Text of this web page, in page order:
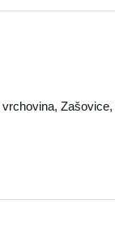
, Zašovice,